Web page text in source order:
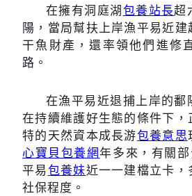
在擁有洞庭湖包養站長超
陽，當局幫扶上岸漁平易近
干魚財產，還率領他們進修
路。
在漁平易近退捕上岸的鄱
在持續維護好生態的條件下
特的天然資本成長游包養意思
心寶貝包養網年多來，有關
平易包養妹近一一建檔立卡，
社保程度。